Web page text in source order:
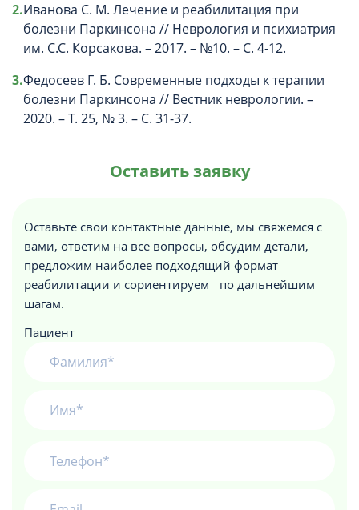
Иванова С. М. Лечение и реабилитация при
болезни Паркинсона // Неврология и психиатрия
им. С.С. Корсакова. – 2017. – №10. – С. 4-12.
Федосеев Г. Б. Современные подходы к терапии
болезни Паркинсона // Вестник неврологии. –
2020. – Т. 25, № 3. – С. 31-37.
Оставить заявку
Оставьте свои контактные данные, мы свяжемся с
вами, ответим на все вопросы, обсудим детали,
предложим наиболее подходящий формат
реабилитации и сориентируем по дальнейшим
шагам.
Пациент